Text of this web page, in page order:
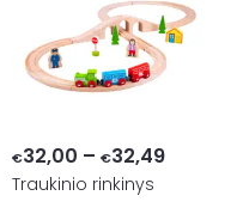
€32,00 – €32,49Price
Traukinio rinkinys